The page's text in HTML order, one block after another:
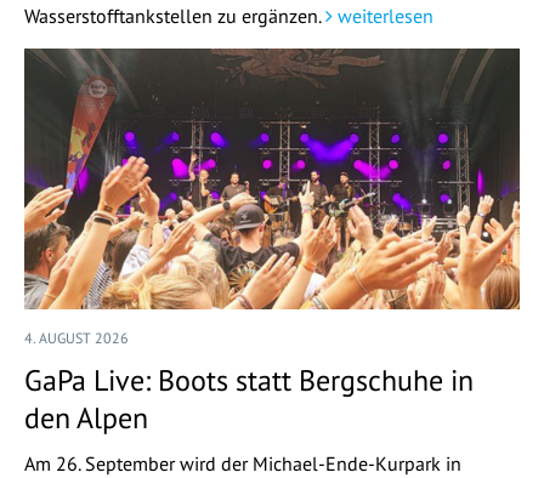
Wasserstofftankstellen zu ergänzen.
weiterlesen
4. AUGUST 2026
GaPa Live: Boots statt Bergschuhe in
den Alpen
Am 26. September wird der Michael-Ende-Kurpark in